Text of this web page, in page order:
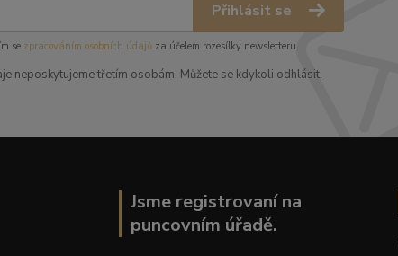
Přihlásit se
se zpracováním osobních údajů za účelem rozesílky newsletteru.
neposkytujeme třetím osobám. Můžete se kdykoli odhlásit.
Jsme registrovaní na
puncovním úřadě.